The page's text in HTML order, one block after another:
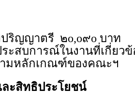
ริญญาตรี ๒o,o๙o บาท
ะสบการณ์ในงานที่เกี่ยว
มหลักเกณฑ์ของคณะฯ
ะสิทธิประโยชน์